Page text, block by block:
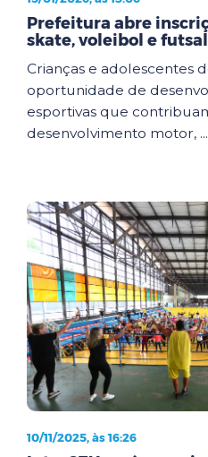
Prefeitura abre
skate, voleibol e
Crianças e adolescentes
oportunidade de
esportivas que
desenvolvimento motor, ...
10/11/2025, às 16:26